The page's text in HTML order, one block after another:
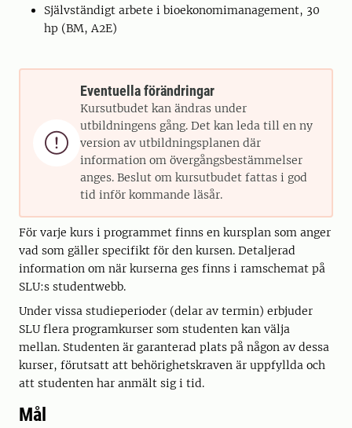
Självständigt arbete i bioekonomimanagement, 30
hp (BM, A2E)

Eventuella förändringar
Kursutbudet kan ändras under
utbildningens gång. Det kan leda till en ny
version av utbildningsplanen där
information om övergångsbestämmelser
anges. Beslut om kursutbudet fattas i god
tid inför kommande läsår.
För varje kurs i programmet finns en kursplan som anger
vad som gäller specifikt för den kursen. Detaljerad
information om när kurserna ges finns i ramschemat på
SLU:s studentwebb.
Under vissa studieperioder (delar av termin) erbjuder
SLU flera programkurser som studenten kan välja
mellan. Studenten är garanterad plats på någon av dessa
kurser, förutsatt att behörighetskraven är uppfyllda och
att studenten har anmält sig i tid.
Mål